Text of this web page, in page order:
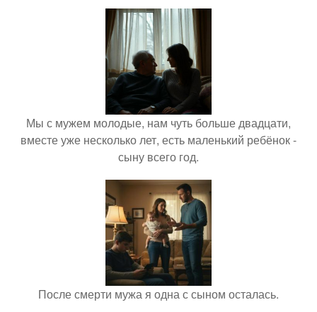
Мы с мужем молодые, нам чуть больше двадцати,
вместе уже несколько лет, есть маленький ребёнок -
сыну всего год.
После смерти мужа я одна с сыном осталась.